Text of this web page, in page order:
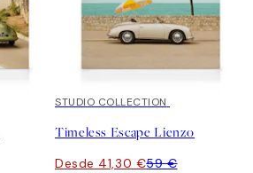
30%*
STUDIO COLLECTION
Timeless Escape Lienzo
Desde 41,30 €59 €